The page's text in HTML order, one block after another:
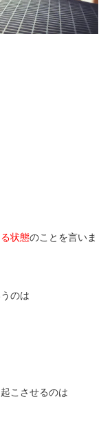
状態のことを言いま
のは
こさせるのは